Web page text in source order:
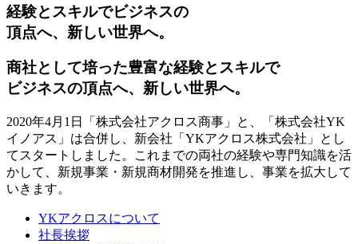
経験とスキルでビジネスの
頂点へ、新しい世界へ。
商社として培った豊富な経験とスキルで
ビジネスの頂点へ、新しい世界へ。
2020年4月1日「株式会社アクロス商事」と、「株式会社YK
イノアス」は合併し、新会社「YKアクロス株式会社」とし
てスタートしました。これまでの両社の経験や専門知識を活
かして、新規事業・新規商材開発を推進し、事業を拡大して
いきます。
YKアクロスについて
社長挨拶